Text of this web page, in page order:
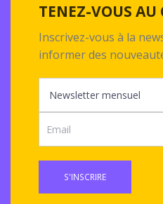
TENEZ-VOUS AU
Inscrivez-vous à la
informer des
S'INSCRIRE